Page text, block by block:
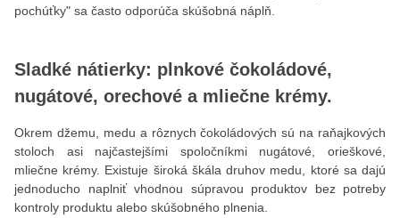
pochúťky" sa často odporúča skúšobná náplň.
Sladké nátierky: plnkové čokoládové,
nugátové, orechové a mliečne krémy.
Okrem džemu, medu a rôznych čokoládových sú na raňajkových
stoloch asi najčastejšími spoločníkmi nugátové, orieškové,
mliečne krémy. Existuje široká škála druhov medu, ktoré sa dajú
jednoducho naplniť vhodnou súpravou produktov bez potreby
kontroly produktu alebo skúšobného plnenia.